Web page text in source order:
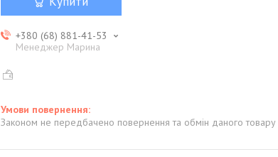
+380 (68) 881-41-53
Менеджер Марина
Законом не передбачено повернення та обмін даного товару